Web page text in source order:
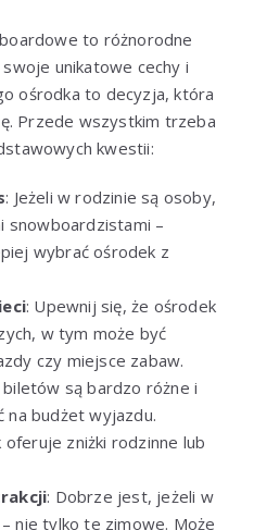
to różnorodne
unikatowe cechy i
ośrodka to decyzja, która
Przede wszystkim trzeba
kwestii:
: Jeżeli w rodzinie są osoby,
snowboardzistami –
wybrać ośrodek z
: Upewnij się, że ośrodek
w tym może być
czy miejsce zabaw.
biletów są bardzo różne i
na budżet wyjazdu.
zniżki rodzinne lub
: Dobrze jest, jeżeli w
nie tylko te zimowe. Może